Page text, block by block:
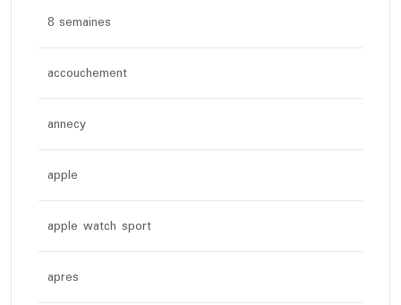
8 semaines
accouchement
annecy
apple
apple watch sport
apres